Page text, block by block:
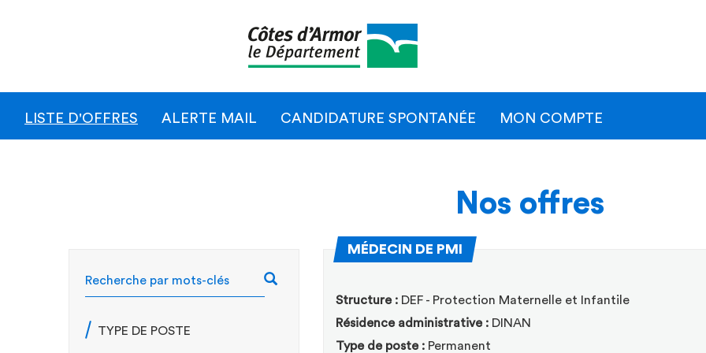
LISTE D'OFFRES ALERTE MAIL CANDIDATURE SPONTANÉE MON COMPTE
Nos offres
TYPE DE POSTE
MÉDECIN DE PMI(Nouvelle fenêtre)
Structure : DEF - Protection Maternelle et Infantile
Résidence administrative : DINAN
Type de poste : Permanent